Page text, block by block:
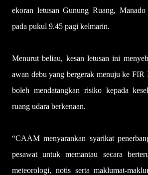
ekoran letusan Gunung Ruang,
pada pukul 9.45 pagi kelmarin.
Menurut beliau, kesan letusan ini
awan debu yang bergerak menuju ke
boleh mendatangkan risiko kepada
ruang udara berkenaan.
“CAAM menyarankan syarikat
pesawat untuk memantau secara
meteorologi, notis serta maklumat-